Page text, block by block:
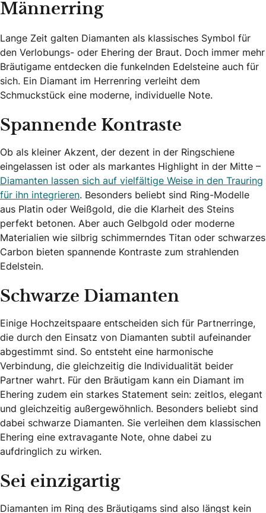
Männerring
Lange Zeit galten Diamanten als klassisches Symbol für
den Verlobungs- oder Ehering der Braut. Doch immer mehr
Bräutigame entdecken die funkelnden Edelsteine auch für
sich. Ein Diamant im Herrenring verleiht dem
Schmuckstück eine moderne, individuelle Note.
Spannende Kontraste
Ob als kleiner Akzent, der dezent in der Ringschiene
eingelassen ist oder als markantes Highlight in der Mitte –
Diamanten lassen sich auf vielfältige Weise in den Trauring
für ihn integrieren. Besonders beliebt sind Ring-Modelle
aus Platin oder Weißgold, die die Klarheit des Steins
perfekt betonen. Aber auch Gelbgold oder moderne
Materialien wie silbrig schimmerndes Titan oder schwarzes
Carbon bieten spannende Kontraste zum strahlenden
Edelstein.
Schwarze Diamanten
Einige Hochzeitspaare entscheiden sich für Partnerringe,
die durch den Einsatz von Diamanten subtil aufeinander
abgestimmt sind. So entsteht eine harmonische
Verbindung, die gleichzeitig die Individualität beider
Partner wahrt. Für den Bräutigam kann ein Diamant im
Ehering zudem ein starkes Statement sein: zeitlos, elegant
und gleichzeitig außergewöhnlich. Besonders beliebt sind
dabei schwarze Diamanten. Sie verleihen dem klassischen
Ehering eine extravagante Note, ohne dabei zu
aufdringlich zu wirken.
Sei einzigartig
Diamanten im Ring des Bräutigams sind also längst kein